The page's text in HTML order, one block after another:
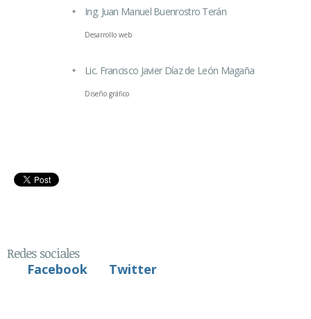
Ing. Juan Manuel Buenrostro Terán
Desarrollo web
Lic. Francisco Javier Díaz de León Magaña
Diseño gráfico
Redes sociales
Facebook
Twitter